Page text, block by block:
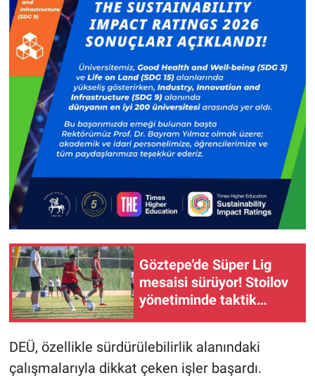
Göztepe'de Süper Lig
mesaisi sürüyor! Stoilov
yönetiminde taktik
DEÜ, özellikle sürdürülebilirlik alanındaki
çalışmalarıyla dikkat çeken işler başardı.